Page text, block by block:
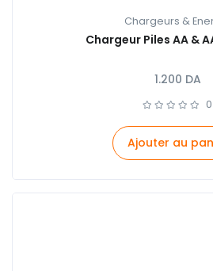
Chargeurs &
Chargeur Piles AA &
1.200 DA
0
Ajouter au